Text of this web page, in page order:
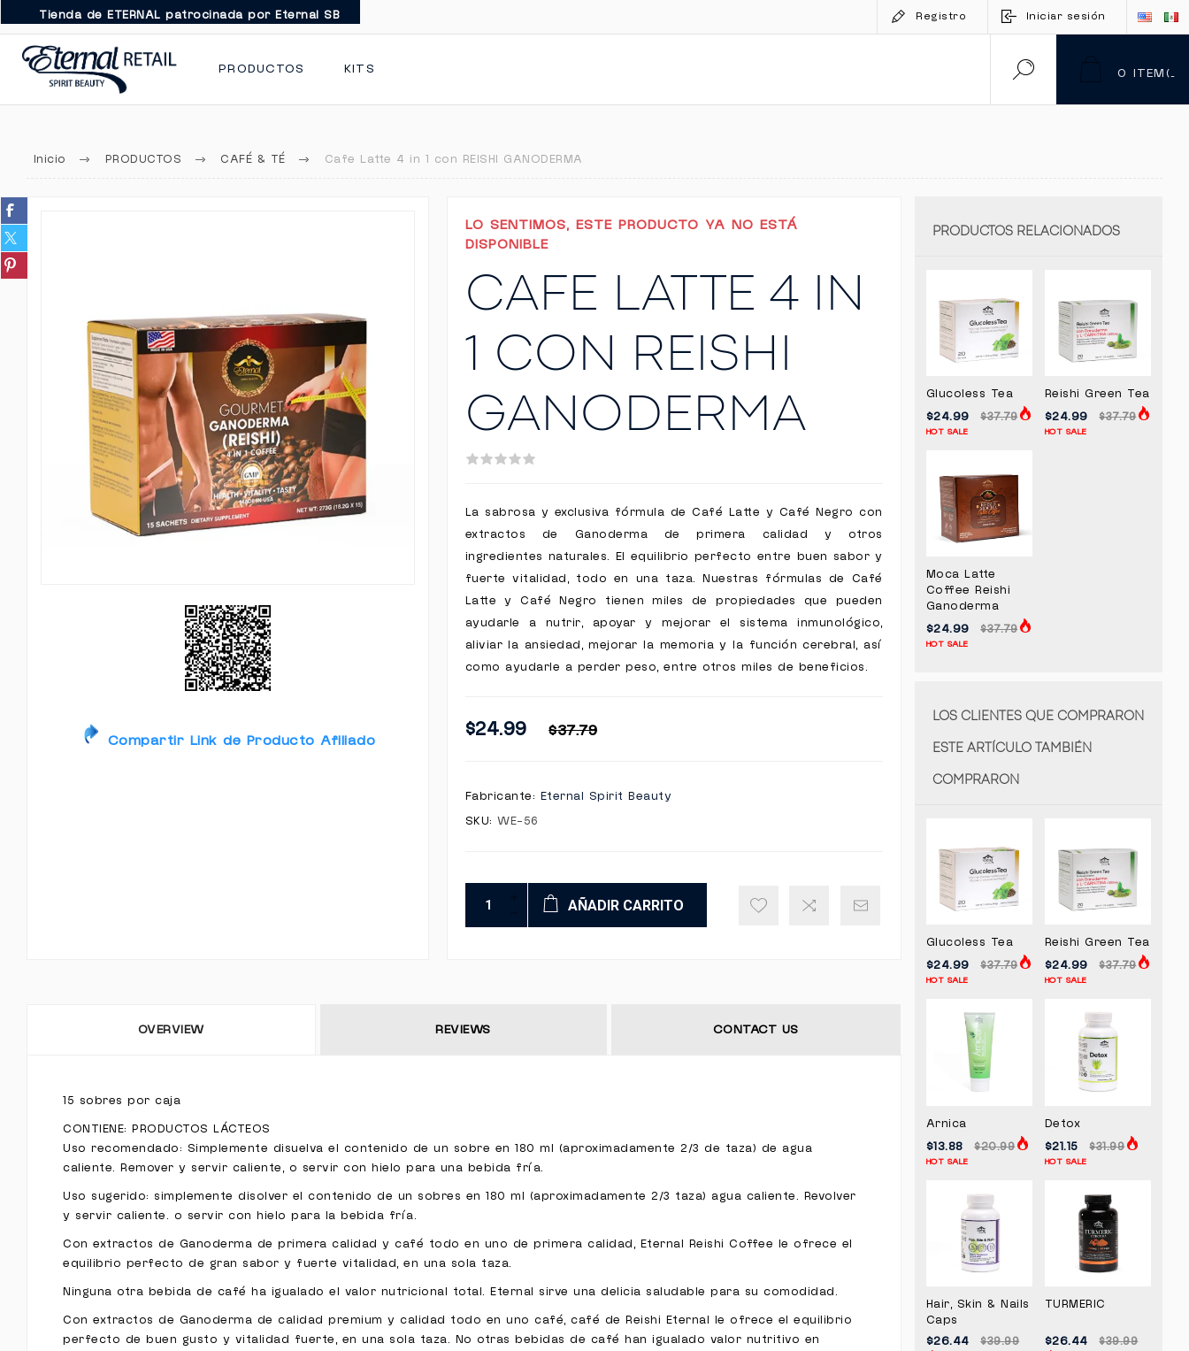
Registro Iniciar sesión
Tienda de ETERNAL patrocinada por Eternal SB
PRODUCTOS KITS 0 ITEM(S)
Inicio PRODUCTOS CAFÉ & TÉ Cafe Latte 4 in 1 con REISHI GANODERMA
Compartir Link de Producto Afiliado
LO SENTIMOS, ESTE PRODUCTO YA NO ESTÁ
DISPONIBLE
CAFE LATTE 4 IN
1 CON REISHI
GANODERMA
La sabrosa y exclusiva fórmula de Café Latte y Café Negro con
extractos de Ganoderma de primera calidad y otros
ingredientes naturales. El equilibrio perfecto entre buen sabor y
fuerte vitalidad, todo en una taza. Nuestras fórmulas de Café
Latte y Café Negro tienen miles de propiedades que pueden
ayudarle a nutrir, apoyar y mejorar el sistema inmunológico,
aliviar la ansiedad, mejorar la memoria y la función cerebral, así
como ayudarle a perder peso, entre otros miles de beneficios.
$24.99 $37.79
Fabricante: Eternal Spirit Beauty
SKU: WE-56
AÑADIR CARRITO
OVERVIEW REVIEWS CONTACT US
15 sobres por caja
CONTIENE: PRODUCTOS LÁCTEOS
Uso recomendado: Simplemente disuelva el contenido de un sobre en 180 ml (aproximadamente 2/3 de taza) de agua
caliente. Remover y servir caliente, o servir con hielo para una bebida fría.
Uso sugerido: simplemente disolver el contenido de un sobres en 180 ml (aproximadamente 2/3 taza) agua caliente. Revolver
y servir caliente. o servir con hielo para la bebida fría.
Con extractos de Ganoderma de primera calidad y café todo en uno de primera calidad, Eternal Reishi Coffee le ofrece el
equilibrio perfecto de gran sabor y fuerte vitalidad, en una sola taza.
Ninguna otra bebida de café ha igualado el valor nutricional total. Eternal sirve una delicia saludable para su comodidad.
Con extractos de Ganoderma de calidad premium y calidad todo en uno café, café de Reishi Eternal le ofrece el equilibrio
perfecto de buen gusto y vitalidad fuerte, en una sola taza. No otras bebidas de café han igualado valor nutritivo en
PRODUCTOS RELACIONADOS
Glucoless Tea
$24.99 $37.79
HOT SALE
Reishi Green Tea
$24.99 $37.79
HOT SALE
Moca Latte
Coffee Reishi
Ganoderma
$24.99 $37.79
HOT SALE
LOS CLIENTES QUE COMPRARON
ESTE ARTÍCULO TAMBIÉN
COMPRARON
Glucoless Tea
$24.99 $37.79
HOT SALE
Reishi Green Tea
$24.99 $37.79
HOT SALE
Arnica
$13.88 $20.99
HOT SALE
Detox
$21.15 $31.99
HOT SALE
Hair, Skin & Nails
Caps
$26.44 $39.99
TURMERIC
$26.44 $39.99